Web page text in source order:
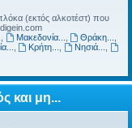
(εκτός αλκοτέστ) που
Μακεδονία... Θράκη...
Κρήτη... Νησιά...
και μη...